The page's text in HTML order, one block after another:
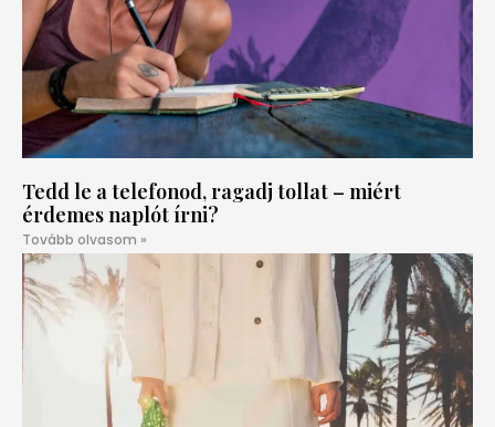
Tedd le a telefonod, ragadj tollat – miért
érdemes naplót írni?
Tovább olvasom »